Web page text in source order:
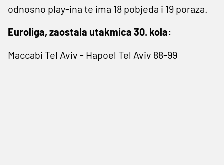
odnosno play-ina te ima 18 pobjeda i 19 poraza.
Euroliga, zaostala utakmica 30. kola:
Maccabi Tel Aviv - Hapoel Tel Aviv 88-99